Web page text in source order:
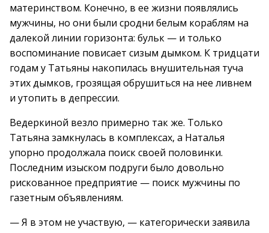
материнством. Конечно, в ее жизни появлялись
мужчины, но они были сродни белым кораблям на
далекой линии горизонта: бульк — и только
воспоминание повисает сизым дымком. К тридцати
годам у Татьяны накопилась внушительная туча
этих дымков, грозящая обрушиться на нее ливнем
и утопить в депрессии.
Ведеркиной везло примерно так же. Только
Татьяна замкнулась в комплексах, а Наталья
упорно продолжала поиск своей половинки.
Последним изыском подруги было довольно
рискованное предприятие — поиск мужчины по
газетным объявлениям.
— Я в этом не участвую, — категорически заявила